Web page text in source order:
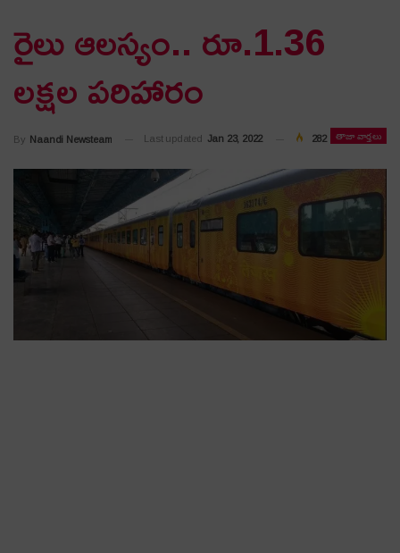
రైలు ఆల‌స్యం.. రూ.1.36
ల‌క్ష‌ల‌ పరిహారం
తాజా వార్తలు
By Naandi Newsteam Last updated Jan 23, 2022 282